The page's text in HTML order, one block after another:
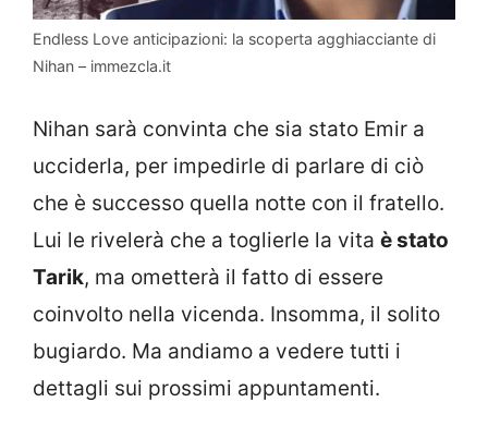
Endless Love anticipazioni: la scoperta agghiacciante di
Nihan – immezcla.it
Nihan sarà convinta che sia stato Emir a
ucciderla, per impedirle di parlare di ciò
che è successo quella notte con il fratello.
Lui le rivelerà che a toglierle la vita è stato
Tarik, ma ometterà il fatto di essere
coinvolto nella vicenda. Insomma, il solito
bugiardo. Ma andiamo a vedere tutti i
dettagli sui prossimi appuntamenti.